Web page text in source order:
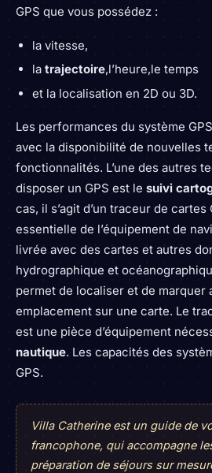
GPS que vous possédez :
la vitesse,
la trajectoire,l’heure,le temps
et la localisation en 2D ou 3D.
Les performances du système
avec la disponibilité de nouvelles
fonctionnalités. L’une des autres
disposer un GPS est le suivi
cas, il s’agit d’un traceur de
essentielle de l’équipement de
livrée avec des cartes et autres
hydrographique et
permet de localiser et de marquer
emplacement sur une carte. Le
est une pièce d’équipement
nautique. Les capacités des
GPS.
Villa Catherine est un guide de
francophone, qui accompagne
préparation de séjours sur